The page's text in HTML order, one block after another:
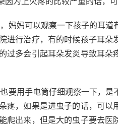
妈可以观察一下孩子的耳道
进行治疗，有的时候孩子耳朵
过多会引起耳朵发炎导致耳朵
要用手电筒仔细观察一下，是
疼，如果是进虫子的话，可以
爬出来，但是大的虫子要去医